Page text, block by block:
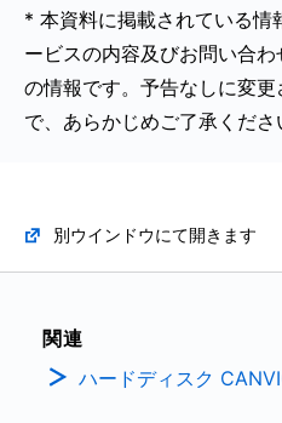
* 本資料に掲載されている情
ービスの内容及びお問い合
の情報です。予告なしに変
で、あらかじめご了承くださ
別ウインドウにて開きます
関連
ハードディスク